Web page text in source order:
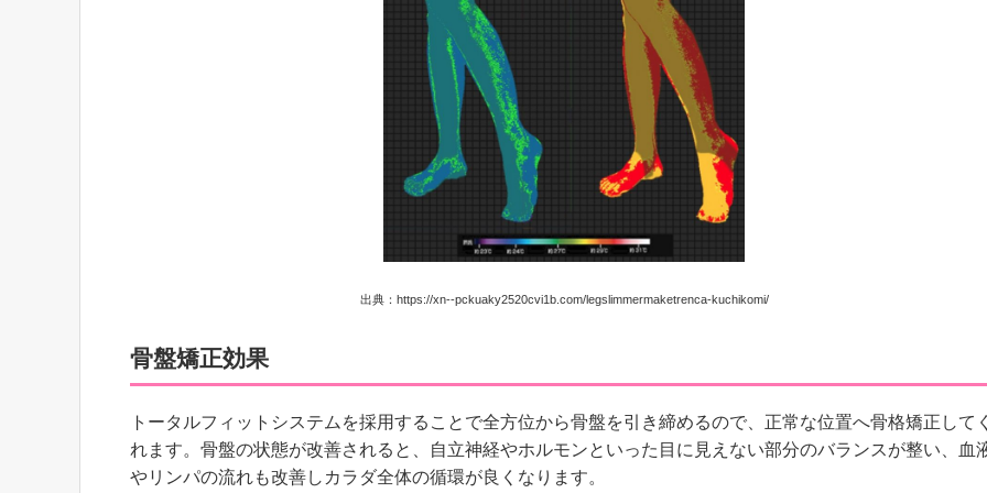
出典：https://xn--pckuaky2520cvi1b.com/legslimmermaketrenca-kuchikomi/
骨盤矯正効果
トータルフィットシステムを採用することで全方位から骨盤を引き締めるので、正常な位置へ骨格矯正して
れます。骨盤の状態が改善されると、自立神経やホルモンといった目に見えない部分のバランスが整い、血
やリンパの流れも改善しカラダ全体の循環が良くなります。